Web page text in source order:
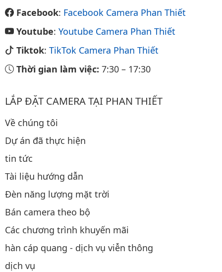
Facebook: Facebook Camera Phan Thiết
Youtube: Youtube Camera Phan Thiết
Tiktok: TikTok Camera Phan Thiết
Thời gian làm việc: 7:30 – 17:30
LẮP ĐẶT CAMERA TẠI PHAN THIẾT
Về chúng tôi
Dự án đã thực hiện
tin tức
Tài liệu hướng dẫn
Đèn năng lượng mặt trời
Bán camera theo bộ
Các chương trình khuyến mãi
hàn cáp quang - dịch vụ viễn thông
dịch vụ